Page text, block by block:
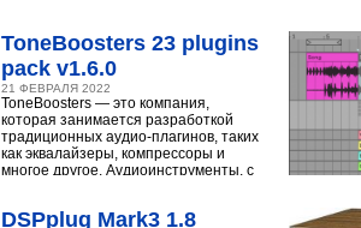
ToneBoosters 23 plugins
pack v1.6.0
21 ФЕВРАЛЯ 2022
ToneBoosters — это компания,
которая занимается разработкой
традиционных аудио-плагинов, таких
как эквалайзеры, компрессоры и
многое другое. Аудиоинструменты, с
DSPplug Mark3 1.8